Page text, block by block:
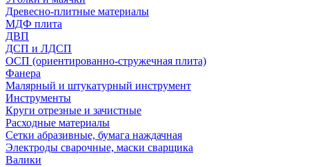
Древесно-плитные материалы
МДФ плита
ДВП
ДСП и ЛДСП
ОСП (ориентированно-стружечная плита)
Фанера
Малярный и штукатурный инструмент
Инструменты
Круги отрезные и зачистные
Расходные материалы
Сетки абразивные, бумага наждачная
Электроды сварочные, маски сварщика
Валики